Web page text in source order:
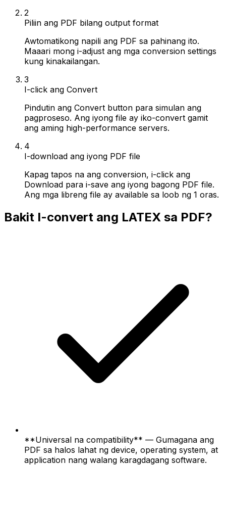
2
Piliin ang PDF bilang output format
Awtomatikong napili ang PDF sa pahinang ito.
Maaari mong i-adjust ang mga conversion settings
kung kinakailangan.
3
I-click ang Convert
Pindutin ang Convert button para simulan ang
pagproseso. Ang iyong file ay iko-convert gamit
ang aming high-performance servers.
4
I-download ang iyong PDF file
Kapag tapos na ang conversion, i-click ang
Download para i-save ang iyong bagong PDF file.
Ang mga libreng file ay available sa loob ng 1 oras.
Bakit I-convert ang LATEX sa PDF?
**Universal na compatibility** — Gumagana ang
PDF sa halos lahat ng device, operating system, at
application nang walang karagdagang software.